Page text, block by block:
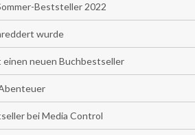
Beststeller 2022
wurde
neuen Buchbestseller
bei Media Control